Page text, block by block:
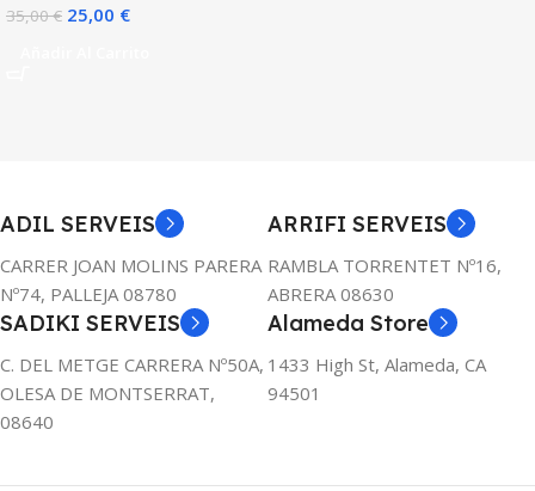
35,00€ 25,00 €
ADIL SERVEIS
CARRER JOAN MOLINS PARERA
Nº74, PALLEJA 08780
ARRIFI SERVEIS
RAMBLA TORRENTET Nº16,
ABRERA 08630
SADIKI SERVEIS
C. DEL METGE CARRERA Nº50A,
OLESA DE MONTSERRAT,
08640
Alameda Store
1433 High St, Alameda, CA
94501